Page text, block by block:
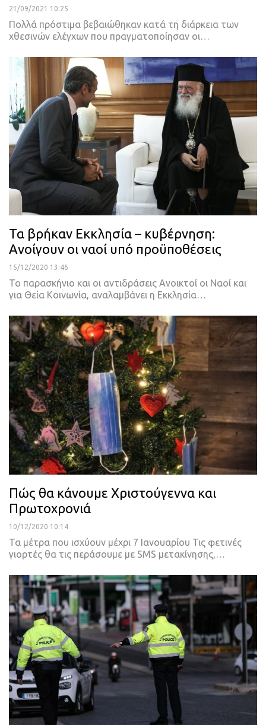
21/09/2021 10:25
Πολλά πρόστιμα βεβαιώθηκαν κατά τη διάρκεια των
χθεσινών ελέγχων που πραγματοποίησαν οι…
Τα βρήκαν Εκκλησία – κυβέρνηση:
Ανοίγουν οι ναοί υπό προϋποθέσεις
15/12/2020 13:46
Το παρασκήνιο και οι αντιδράσεις Ανοικτοί οι Ναοί και
για Θεία Κοινωνία, αναλαμβάνει η Εκκλησία…
Πώς θα κάνουμε Χριστούγεννα και
Πρωτοχρονιά
10/12/2020 10:14
Τα μέτρα που ισχύουν μέχρι 7 Ιανουαρίου Τις φετινές
γιορτές θα τις περάσουμε με SMS μετακίνησης,…